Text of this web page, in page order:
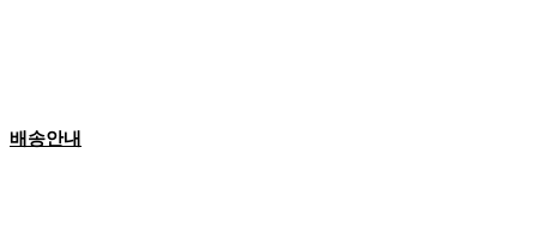
배송안내